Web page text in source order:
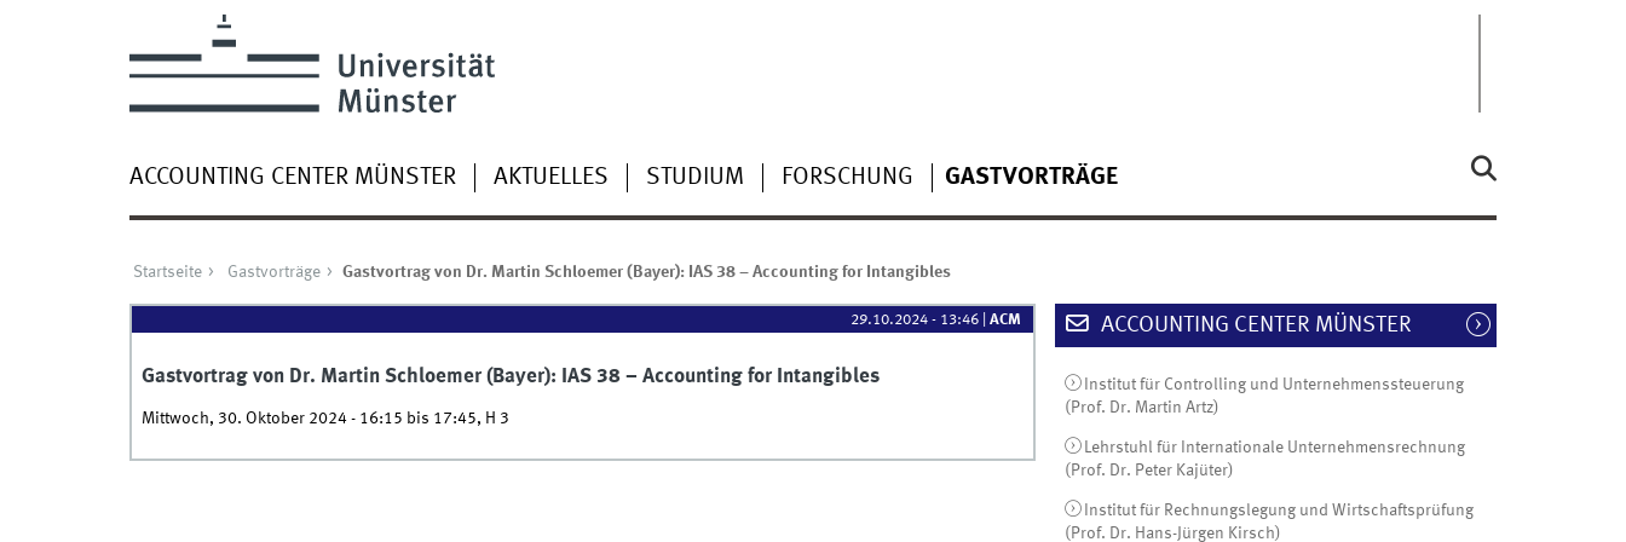
ACCOUNTING CENTER MÜNSTER AKTUELLES STUDIUM FORSCHUNG GASTVORTRÄGE
Startseite Gastvorträge Gastvortrag von Dr. Martin Schloemer (Bayer): IAS 38 – Accounting for Intangibles
29.10.2024 - 13:46 |ACM
Gastvortrag von Dr. Martin Schloemer (Bayer): IAS 38 – Accounting for Intangibles
Mittwoch, 30. Oktober 2024 - 16:15 bis 17:45, H 3
ACCOUNTING CENTER MÜNSTER
Institut für Controlling und Unternehmenssteuerung
(Prof. Dr. Martin Artz)
Lehrstuhl für Internationale Unternehmensrechnung
(Prof. Dr. Peter Kajüter)
Institut für Rechnungslegung und Wirtschaftsprüfung
(Prof. Dr. Hans-Jürgen Kirsch)